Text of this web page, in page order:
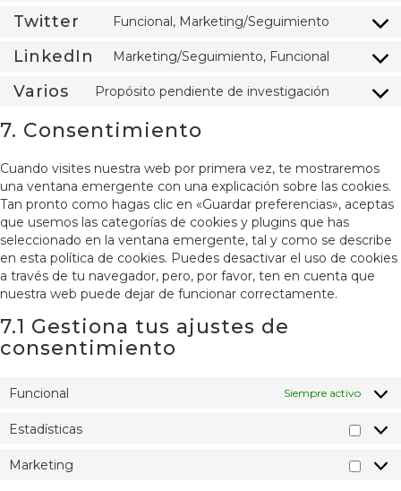
Twitter Funcional, Marketing/Seguimiento
LinkedIn Marketing/Seguimiento, Funcional
Varios Propósito pendiente de investigación
7. Consentimiento
Cuando visites nuestra web por primera vez, te mostraremos
una ventana emergente con una explicación sobre las cookies.
Tan pronto como hagas clic en «Guardar preferencias», aceptas
que usemos las categorías de cookies y plugins que has
seleccionado en la ventana emergente, tal y como se describe
en esta política de cookies. Puedes desactivar el uso de cookies
a través de tu navegador, pero, por favor, ten en cuenta que
nuestra web puede dejar de funcionar correctamente.
7.1 Gestiona tus ajustes de
consentimiento
Funcional Siempre activo
Estadísticas
Marketing